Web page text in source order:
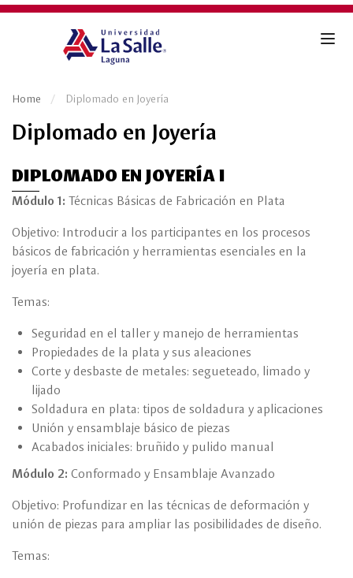
Home Diplomado en Joyería
Diplomado en Joyería
DIPLOMADO EN JOYERÍA I
Módulo 1: Técnicas Básicas de Fabricación en Plata
Objetivo: Introducir a los participantes en los procesos
básicos de fabricación y herramientas esenciales en la
joyería en plata.
Temas:
Seguridad en el taller y manejo de herramientas
Propiedades de la plata y sus aleaciones
Corte y desbaste de metales: segueteado, limado y
lijado
Soldadura en plata: tipos de soldadura y aplicaciones
Unión y ensamblaje básico de piezas
Acabados iniciales: bruñido y pulido manual
Módulo 2: Conformado y Ensamblaje Avanzado
Objetivo: Profundizar en las técnicas de deformación y
unión de piezas para ampliar las posibilidades de diseño.
Temas: